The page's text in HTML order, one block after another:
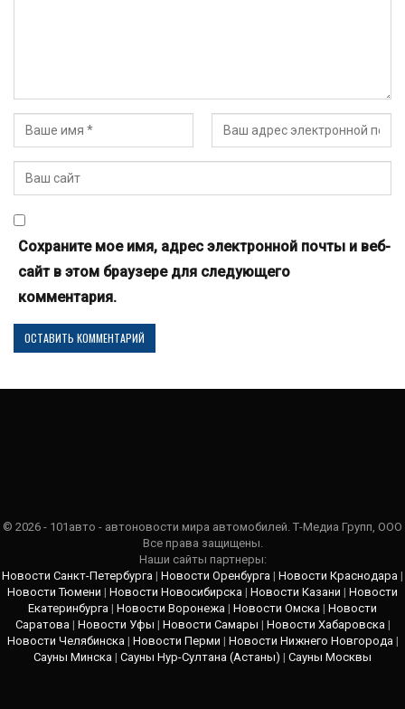
Сохраните мое имя, адрес электронной почты и веб-
сайт в этом браузере для следующего
комментария.
© 2026 - 101авто - автоновости мира автомобилей. Т-Медиа Групп, ООО
Все права защищены.
Наши сайты партнеры:
Новости Санкт-Петербурга | Новости Оренбурга | Новости Краснодара |
Новости Тюмени | Новости Новосибирска | Новости Казани | Новости
Екатеринбурга | Новости Воронежа | Новости Омска | Новости
Саратова | Новости Уфы | Новости Самары | Новости Хабаровска |
Новости Челябинска | Новости Перми | Новости Нижнего Новгорода |
Сауны Минска | Сауны Нур-Султана (Астаны) | Сауны Москвы